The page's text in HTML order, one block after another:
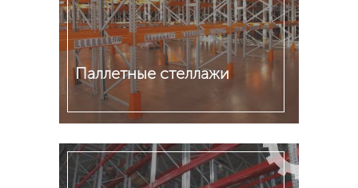
Паллетные стеллажи
Подробнее